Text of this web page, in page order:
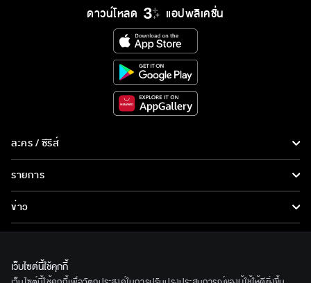
ดาวน์โหลด แอปพลิเคชั่น
ละคร / ซีรีส์
ละคร/ซีรีส์
ซีรีส์นานาชาติ
การ์ตูน & เกม
รายการ
รายการทั้งหมด
ข่าว
ข่าวทั้งหมด
ทีวีออนไลน์
เกี่ยวกับเรา
เว็บไซต์นี้ใช้คุกกี้